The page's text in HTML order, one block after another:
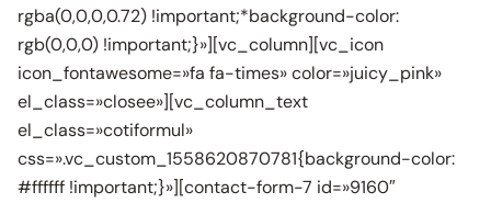
rgba(0,0,0,0.72) !important;*background-color:
rgb(0,0,0) !important;}»][vc_column][vc_icon
icon_fontawesome=»fa fa-times» color=»juicy_pink»
el_class=»closee»][vc_column_text
el_class=»cotiformul»
css=».vc_custom_1558620870781{background-color:
#ffffff !important;}»][contact-form-7 id=»9160″